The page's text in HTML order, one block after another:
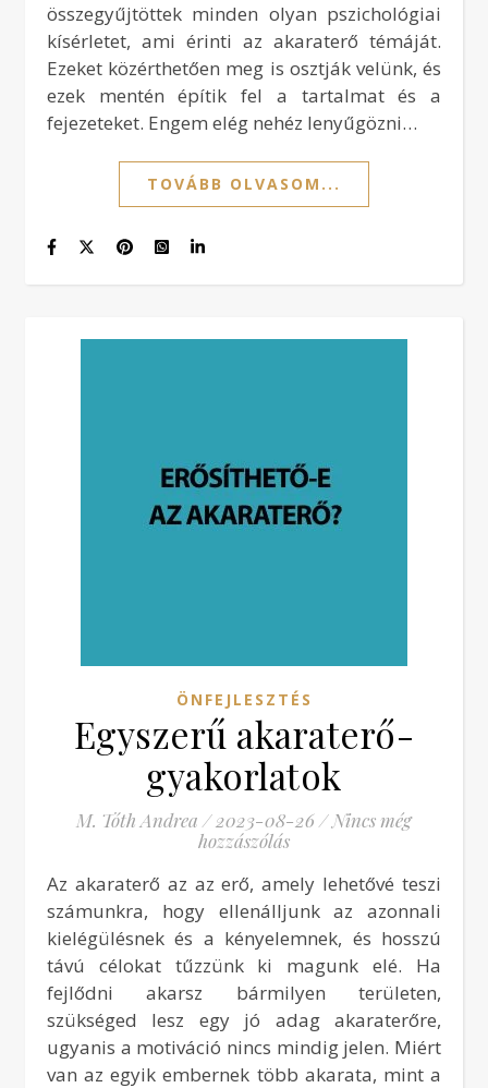
összegyűjtöttek minden olyan pszichológiai
kísérletet, ami érinti az akaraterő témáját.
Ezeket közérthetően meg is osztják velünk, és
ezek mentén építik fel a tartalmat és a
fejezeteket. Engem elég nehéz lenyűgözni…
TOVÁBB OLVASOM...
ÖNFEJLESZTÉS
Egyszerű akaraterő-
gyakorlatok
M. Tóth Andrea / 2023-08-26/ Nincs még
hozzászólás
Az akaraterő az az erő, amely lehetővé teszi
számunkra, hogy ellenálljunk az azonnali
kielégülésnek és a kényelemnek, és hosszú
távú célokat tűzzünk ki magunk elé. Ha
fejlődni akarsz bármilyen területen,
szükséged lesz egy jó adag akaraterőre,
ugyanis a motiváció nincs mindig jelen. Miért
van az egyik embernek több akarata, mint a